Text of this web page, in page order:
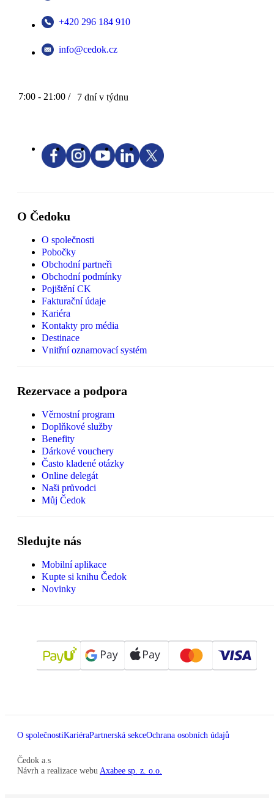
+420 296 184 910
info@cedok.cz
7:00 - 21:00 / 7 dní v týdnu
O Čedoku
O společnosti
Pobočky
Obchodní partneři
Obchodní podmínky
Pojištění CK
Fakturační údaje
Kariéra
Kontakty pro média
Destinace
Vnitřní oznamovací systém
Rezervace a podpora
Věrnostní program
Doplňkové služby
Benefity
Dárkové vouchery
Často kladené otázky
Online delegát
Naši průvodci
Můj Čedok
Sledujte nás
Mobilní aplikace
Kupte si knihu Čedok
Novinky
O společnostiKariéraPartnerská sekceOchrana osobních údajů
Čedok a.s
Návrh a realizace webu Axabee sp. z. o.o.